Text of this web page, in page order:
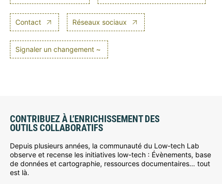
Contact Réseaux sociaux
Signaler un changement ~
CONTRIBUEZ À L’ENRICHISSEMENT DES
OUTILS COLLABORATIFS
Depuis plusieurs années, la communauté du Low-tech Lab
observe et recense les initiatives low-tech : Évènements, base
de données et cartographie, ressources documentaires… tout
est là.